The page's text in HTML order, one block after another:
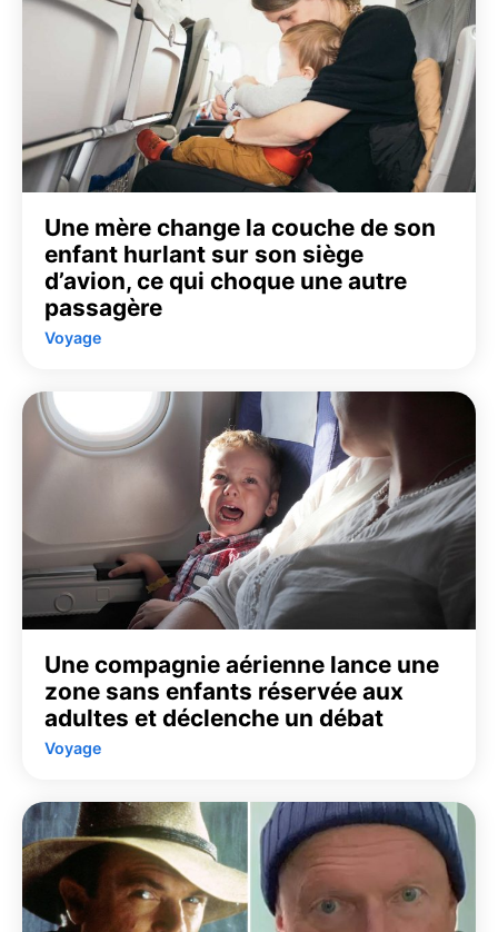
Une mère change la couche de son
enfant hurlant sur son siège
d’avion, ce qui choque une autre
passagère
Voyage
Une compagnie aérienne lance une
zone sans enfants réservée aux
adultes et déclenche un débat
Voyage